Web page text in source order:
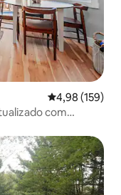
4,98 de uma
4,98 (159)
com